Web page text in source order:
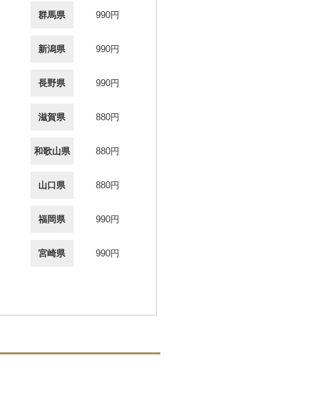
群馬県 990円
新潟県 990円
長野県 990円
滋賀県 880円
和歌山県 880円
山口県 880円
福岡県 990円
宮崎県 990円